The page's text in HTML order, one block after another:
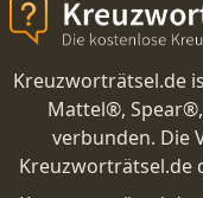
Kreuzworträtsel.de
Mattel®,
verbunden. Die
Kreuzworträtsel.de